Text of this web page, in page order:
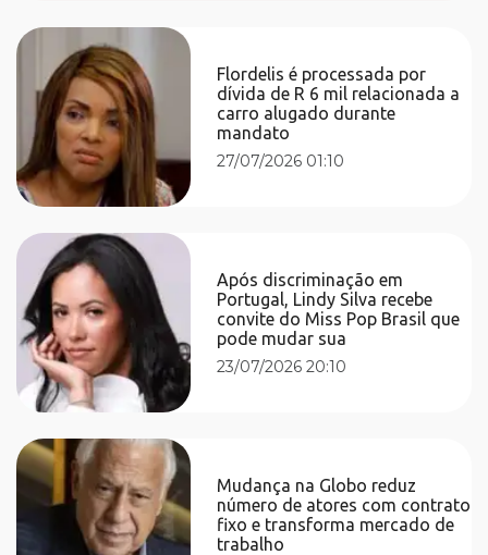
Flordelis é processada por
dívida de R 6 mil relacionada a
carro alugado durante
mandato
27/07/2026 01:10
Após discriminação em
Portugal, Lindy Silva recebe
convite do Miss Pop Brasil que
pode mudar sua
23/07/2026 20:10
Mudança na Globo reduz
número de atores com contrato
fixo e transforma mercado de
trabalho